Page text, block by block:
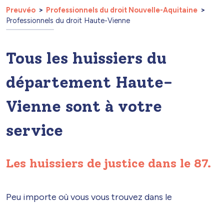
Preuvéo
Professionnels du droit Nouvelle-Aquitaine
Professionnels du droit Haute-Vienne
Tous les huissiers du
département Haute-
Vienne sont à votre
service
Les huissiers de justice dans le 87.
Peu importe où vous vous trouvez dans le